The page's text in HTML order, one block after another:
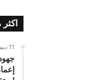
11 ديسمبر، 2025